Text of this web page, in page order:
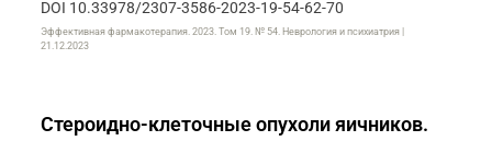
DOI 10.33978/2307-3586-2023-19-54-62-70
Эффективная фармакотерапия. 2023. Том 19. № 54. Неврология и психиатрия |
21.12.2023
Стероидно-клеточные опухоли яичников.